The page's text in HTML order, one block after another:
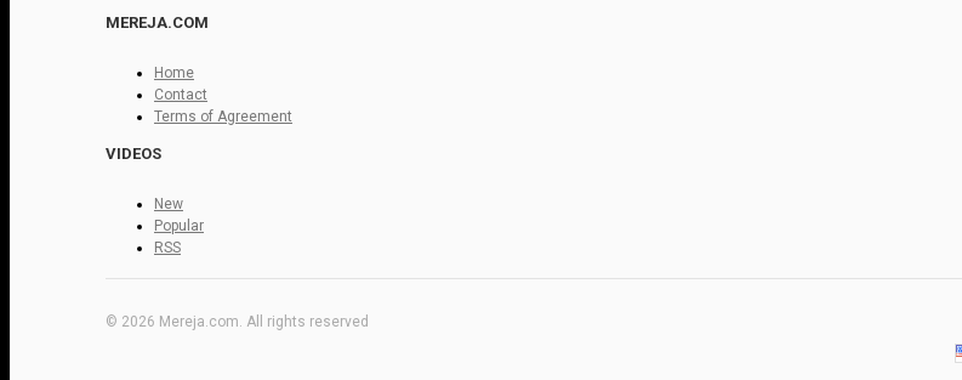
MEREJA.COM
Home
Contact
Terms of Agreement
VIDEOS
New
Popular
RSS
© 2026 Mereja.com. All rights reserved